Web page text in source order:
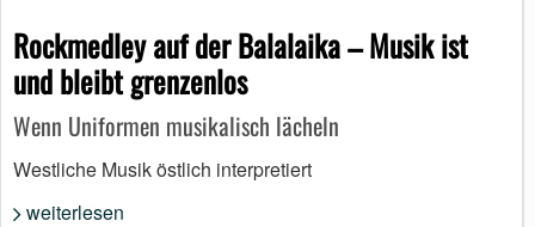
Rockmedley auf der Balalaika – Musik ist
und bleibt grenzenlos
Wenn Uniformen musikalisch lächeln
Westliche Musik östlich interpretiert
weiterlesen